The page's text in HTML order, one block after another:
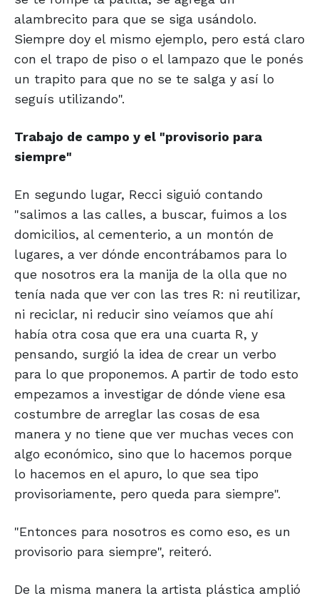
alambrecito para que se siga usándolo.
Siempre doy el mismo ejemplo, pero está claro
con el trapo de piso o el lampazo que le ponés
un trapito para que no se te salga y así lo
seguís utilizando".
Trabajo de campo y el "provisorio para
siempre"
En segundo lugar, Recci siguió contando
"salimos a las calles, a buscar, fuimos a los
domicilios, al cementerio, a un montón de
lugares, a ver dónde encontrábamos para lo
que nosotros era la manija de la olla que no
tenía nada que ver con las tres R: ni reutilizar,
ni reciclar, ni reducir sino veíamos que ahí
había otra cosa que era una cuarta R, y
pensando, surgió la idea de crear un verbo
para lo que proponemos. A partir de todo esto
empezamos a investigar de dónde viene esa
costumbre de arreglar las cosas de esa
manera y no tiene que ver muchas veces con
algo económico, sino que lo hacemos porque
lo hacemos en el apuro, lo que sea tipo
provisoriamente, pero queda para siempre".
"Entonces para nosotros es como eso, es un
provisorio para siempre", reiteró.
De la misma manera la artista plástica amplió